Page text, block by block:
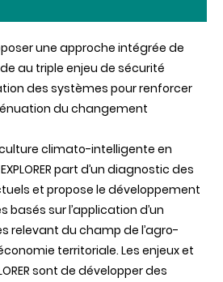
une approche intégrée de
au triple enjeu de sécurité
des systèmes pourrenforcer
du changement
climato-intelligente en
EXPLORER part d’un diagnostic des
et propose le développement
basés surl’application d’un
relevant du champ de l’agro-
territoriale. Les enjeux et
sont de développerdes